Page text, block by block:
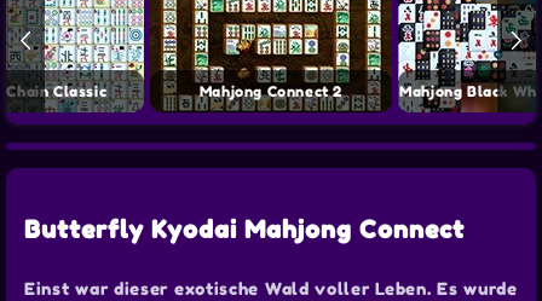
Chain Classic Mahjong Connect 2 Mahjong Black
Butterfly Kyodai Mahjong Connect
Einst war dieser exotische Wald voller Leben. Es wurde